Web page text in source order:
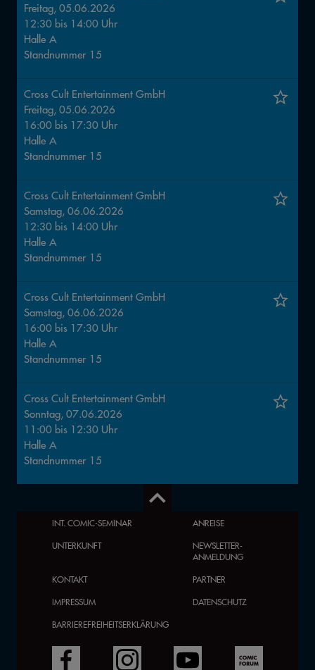
Freitag, 05.06.2026
12:30 bis 14:00 Uhr
Halle A
Standnummer 15
Cross Cult Entertainment GmbH
Freitag, 05.06.2026
16:00 bis 17:30 Uhr
Halle A
Standnummer 15
Cross Cult Entertainment GmbH
Samstag, 06.06.2026
12:30 bis 14:00 Uhr
Halle A
Standnummer 15
Cross Cult Entertainment GmbH
Samstag, 06.06.2026
16:00 bis 17:30 Uhr
Halle A
Standnummer 15
Cross Cult Entertainment GmbH
Sonntag, 07.06.2026
11:00 bis 12:30 Uhr
Halle A
Standnummer 15
INT. COMIC-SEMINAR
ANREISE
UNTERKUNFT
NEWSLETTER-
ANMELDUNG
KONTAKT
PARTNER
IMPRESSUM
DATENSCHUTZ
BARRIEREFREIHEITSERKLÄRUNG